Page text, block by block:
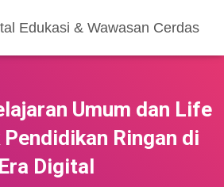
Edukasi & Wawasan Cerdas
Umum dan Life
Ringan di
Era Digital